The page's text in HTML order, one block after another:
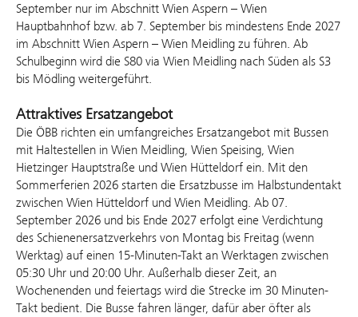
September nur im Abschnitt Wien Aspern – Wien
Hauptbahnhof bzw. ab 7. September bis mindestens Ende 2027
im Abschnitt Wien Aspern – Wien Meidling zu führen. Ab
Schulbeginn wird die S80 via Wien Meidling nach Süden als S3
bis Mödling weitergeführt.
Attraktives Ersatzangebot
Die ÖBB richten ein umfangreiches Ersatzangebot mit Bussen
mit Haltestellen in Wien Meidling, Wien Speising, Wien
Hietzinger Hauptstraße und Wien Hütteldorf ein. Mit den
Sommerferien 2026 starten die Ersatzbusse im Halbstundentakt
zwischen Wien Hütteldorf und Wien Meidling. Ab 07.
September 2026 und bis Ende 2027 erfolgt eine Verdichtung
des Schienenersatzverkehrs von Montag bis Freitag (wenn
Werktag) auf einen 15-Minuten-Takt an Werktagen zwischen
05:30 Uhr und 20:00 Uhr. Außerhalb dieser Zeit, an
Wochenenden und feiertags wird die Strecke im 30 Minuten-
Takt bedient. Die Busse fahren länger, dafür aber öfter als